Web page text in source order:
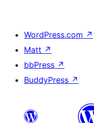
WordPress.com ↗
Matt ↗
bbPress ↗
BuddyPress ↗